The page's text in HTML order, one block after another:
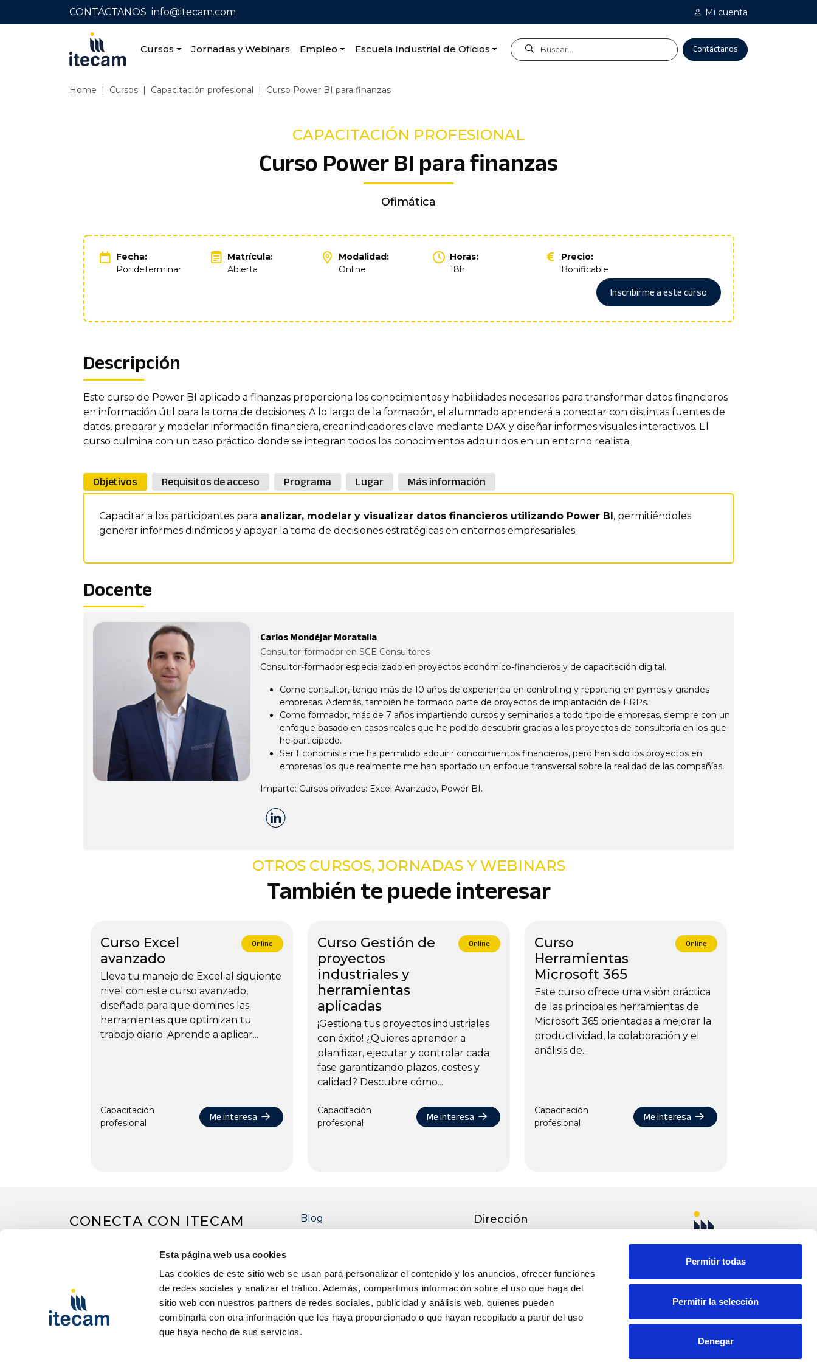
Esta página web usa cookies
Las cookies de este sitio web se usan para personalizar el contenido y los anuncios, ofrecer funciones
de redes sociales y analizar el tráfico. Además, compartimos información sobre el uso que haga del
sitio web con nuestros partners de redes sociales, publicidad y análisis web, quienes pueden
combinarla con otra información que les haya proporcionado o que hayan recopilado a partir del uso
que haya hecho de sus servicios.
Permitir todas
Permitir la selección
Denegar
CONTÁCTANOS info@itecam.com Mi cuenta
Cursos Jornadas y Webinars Empleo Escuela Industrial de Oficios Contáctanos
Home | Cursos | Capacitación profesional | Curso Power BI para finanzas
CAPACITACIÓN PROFESIONAL
Curso Power BI para finanzas
Ofimática
Fecha:
Por determinar
Matrícula:
Abierta
Modalidad:
Online
Horas:
18h
Precio:
Bonificable
Inscribirme a este curso
Descripción
Este curso de Power BI aplicado a finanzas proporciona los conocimientos y habilidades necesarios para transformar datos financieros
en información útil para la toma de decisiones. A lo largo de la formación, el alumnado aprenderá a conectar con distintas fuentes de
datos, preparar y modelar información financiera, crear indicadores clave mediante DAX y diseñar informes visuales interactivos. El
curso culmina con un caso práctico donde se integran todos los conocimientos adquiridos en un entorno realista.
Objetivos Requisitos de acceso Programa Lugar Más información
Capacitar a los participantes para analizar, modelar y visualizar datos financieros utilizando Power BI, permitiéndoles
generar informes dinámicos y apoyar la toma de decisiones estratégicas en entornos empresariales.
Docente
Carlos Mondéjar Moratalla
Consultor-formador en SCE Consultores
Consultor-formador especializado en proyectos económico-financieros y de capacitación digital.
Como consultor, tengo más de 10 años de experiencia en controlling y reporting en pymes y grandes
empresas. Además, también he formado parte de proyectos de implantación de ERPs.
Como formador, más de 7 años impartiendo cursos y seminarios a todo tipo de empresas, siempre con un
enfoque basado en casos reales que he podido descubrir gracias a los proyectos de consultoría en los que
he participado.
Ser Economista me ha permitido adquirir conocimientos financieros, pero han sido los proyectos en
empresas los que realmente me han aportado un enfoque transversal sobre la realidad de las compañías.
Imparte: Cursos privados: Excel Avanzado, Power BI.
OTROS CURSOS, JORNADAS Y WEBINARS
También te puede interesar
Curso Excel
avanzado
Online
Lleva tu manejo de Excel al siguiente
nivel con este curso avanzado,
diseñado para que domines las
herramientas que optimizan tu
trabajo diario. Aprende a aplicar...
Capacitación
profesional
Me interesa
Curso Gestión de
proyectos
industriales y
herramientas
aplicadas
Online
¡Gestiona tus proyectos industriales
con éxito! ¿Quieres aprender a
planificar, ejecutar y controlar cada
fase garantizando plazos, costes y
calidad? Descubre cómo...
Capacitación
profesional
Me interesa
Curso
Herramientas
Microsoft 365
Online
Este curso ofrece una visión práctica
de las principales herramientas de
Microsoft 365 orientadas a mejorar la
productividad, la colaboración y el
análisis de...
Capacitación
profesional
Me interesa
CONECTA CON ITECAM Blog Dirección
Teléfono
+34 926 50 64 50